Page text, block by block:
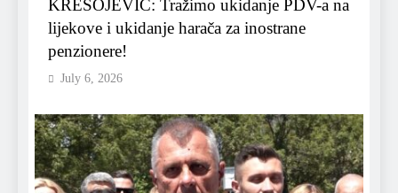
KRESOJEVIĆ: Tražimo ukidanje PDV-a na
lijekove i ukidanje harača za inostrane
penzionere!
July 6, 2026